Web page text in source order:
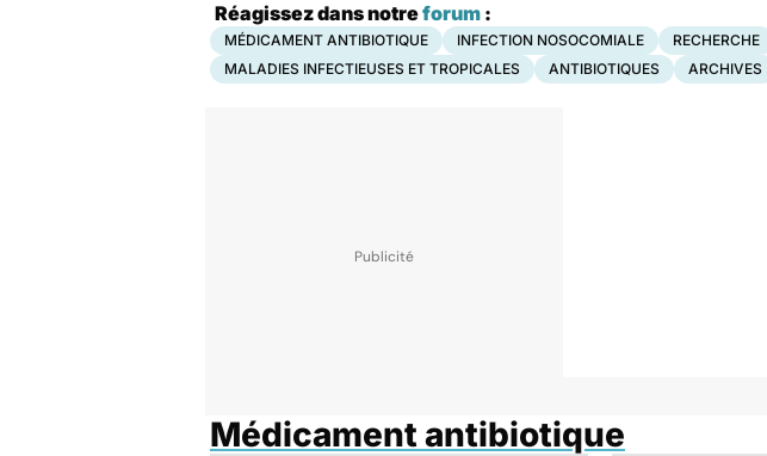
Réagissez dans notreforum :
MÉDICAMENT ANTIBIOTIQUE INFECTION NOSOCOMIALE RECHERCHE
MALADIES INFECTIEUSES ET TROPICALES
ANTIBIOTIQUES ARCHIVES
Médicament antibiotique